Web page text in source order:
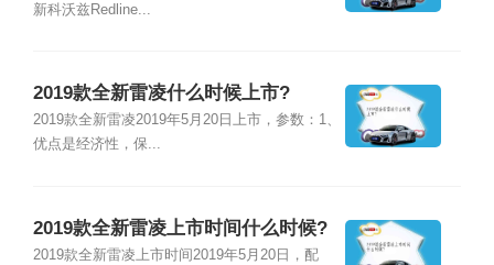
新科沃兹Redline...
2019款全新雷凌什么时候上市?
2019款全新雷凌2019年5月20日上市，参数：1、
优点是经济性，保...
2019款全新雷凌上市时间什么时候?
2019款全新雷凌上市时间2019年5月20日，配